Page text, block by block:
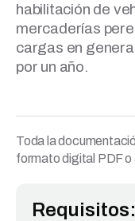
habilitación de
mercaderías
cargas en
por un año.
Toda la
formato digital PDF o
Requisitos: